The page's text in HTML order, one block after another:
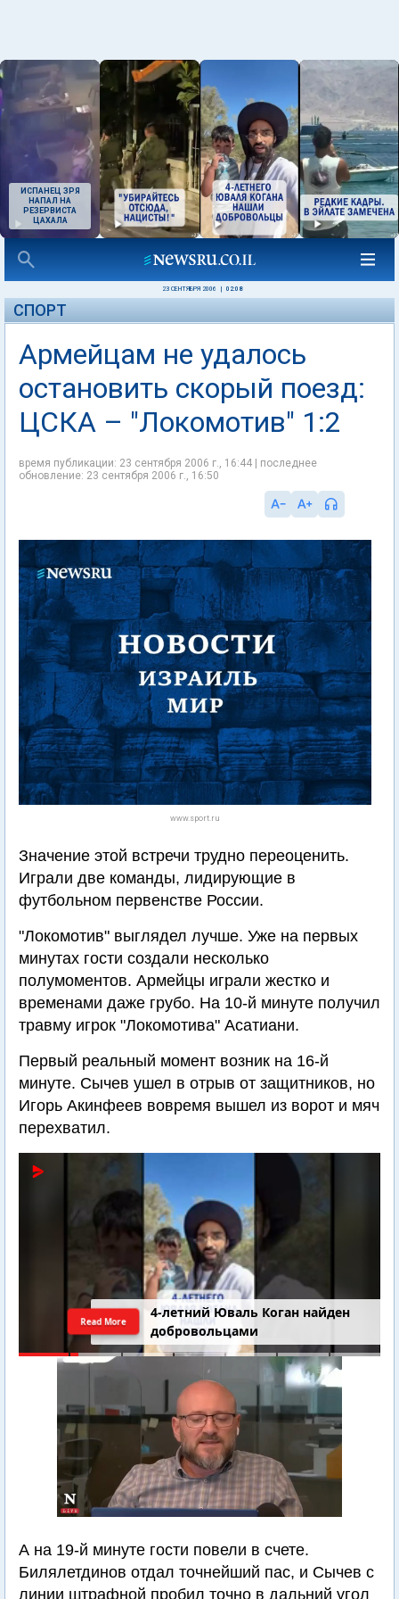
ИСПАНЕЦ ЗРЯ
НАПАЛ НА
РЕЗЕРВИСТА
ЦАХАЛА
23 СЕНТЯБРЯ 2006 02:08
СПОРТ
Армейцам не удалось
остановить скорый поезд:
ЦСКА – "Локомотив" 1:2
время публикации: 23 сентября 2006 г., 16:44 | последнее
обновление: 23 сентября 2006 г., 16:50
www.sport.ru
Значение этой встречи трудно переоценить.
Играли две команды, лидирующие в
футбольном первенстве России.
"Локомотив" выглядел лучше. Уже на первых
минутах гости создали несколько
полумоментов. Армейцы играли жестко и
временами даже грубо. На 10-й минуте получил
травму игрок "Локомотива" Асатиани.
Первый реальный момент возник на 16-й
минуте. Сычев ушел в отрыв от защитников, но
Игорь Акинфеев вовремя вышел из ворот и мяч
перехватил.
4-летний Юваль Коган найден
добровольцами
Read More
А на 19-й минуте гости повели в счете.
Билялетдинов отдал точнейший пас, и Сычев с
линии штрафной пробил точно в дальний угол